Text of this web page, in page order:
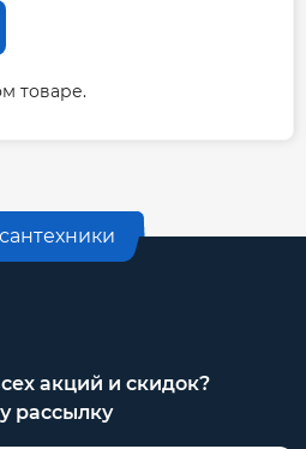
товаре.
акций и скидок?
рассылку